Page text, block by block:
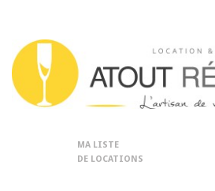
MA LISTE
DE LOCATIONS